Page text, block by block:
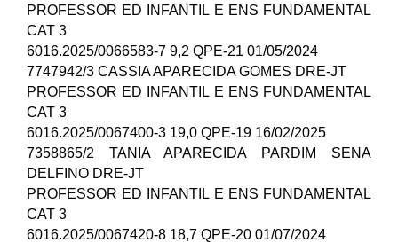
PROFESSOR ED INFANTIL E ENS FUNDAMENTAL
CAT 3
6016.2025/0066583-7 9,2 QPE-21 01/05/2024
7747942/3 CASSIA APARECIDA GOMES DRE-JT
PROFESSOR ED INFANTIL E ENS FUNDAMENTAL
CAT 3
6016.2025/0067400-3 19,0 QPE-19 16/02/2025
7358865/2 TANIA APARECIDA PARDIM SENA
DELFINO DRE-JT
PROFESSOR ED INFANTIL E ENS FUNDAMENTAL
CAT 3
6016.2025/0067420-8 18,7 QPE-20 01/07/2024